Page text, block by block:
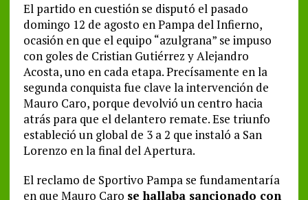
El partido en cuestión se disputó el pasado
domingo 12 de agosto en Pampa del Infierno,
ocasión en que el equipo “azulgrana” se impuso
con goles de Cristian Gutiérrez y Alejandro
Acosta, uno en cada etapa. Precísamente en la
segunda conquista fue clave la intervención de
Mauro Caro, porque devolvió un centro hacia
atrás para que el delantero remate. Ese triunfo
estableció un global de 3 a 2 que instaló a San
Lorenzo en la final del Apertura.
El reclamo de Sportivo Pampa se fundamentaría
en que Mauro Caro se hallaba sancionado con